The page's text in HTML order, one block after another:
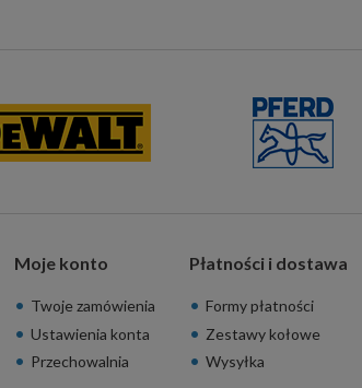
Moje konto
Twoje zamówienia
Ustawienia konta
Przechowalnia
Płatności i dostawa
Formy płatności
Zestawy kołowe
Wysyłka